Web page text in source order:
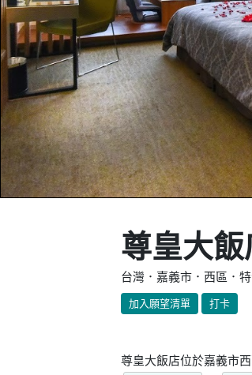
尊皇大飯
台灣．嘉義市．西區．
加入願望清單 打卡
尊皇大飯店位於嘉義市